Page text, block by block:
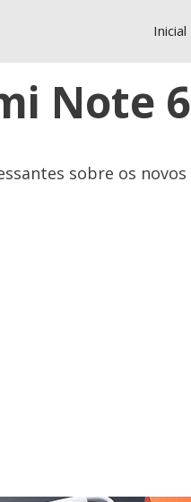
Inicial
Note
sobre os